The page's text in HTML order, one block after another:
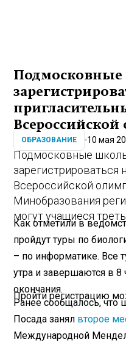
Подмосковные
ОБРАЗОВАНИЕ 10 мая
Подмосковные
зарегистрироваться
Всероссийской
Минобразования
могут учащиеся
Как отметили в
пройдут туры по
– по информатике. Все
утра и завершаются в 8
окончания.
Пройти регистрацию
Ранее сообщалось, что
Посада занял второе
Международной